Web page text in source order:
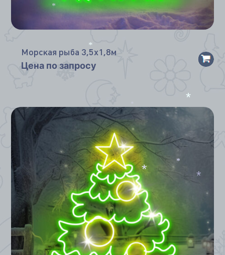
Морская рыба 3,5х1,8м
Цена по запросу
*
*
*